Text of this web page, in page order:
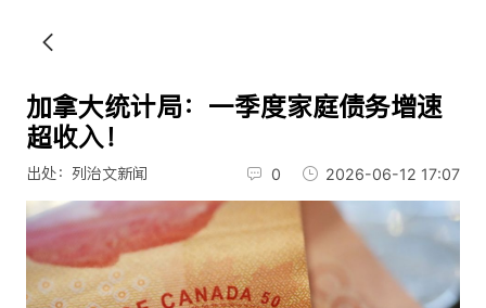
加拿大统计局：一季度家庭债务增速
超收入！
出处：列治文新闻 0 2026-06-12 17:07